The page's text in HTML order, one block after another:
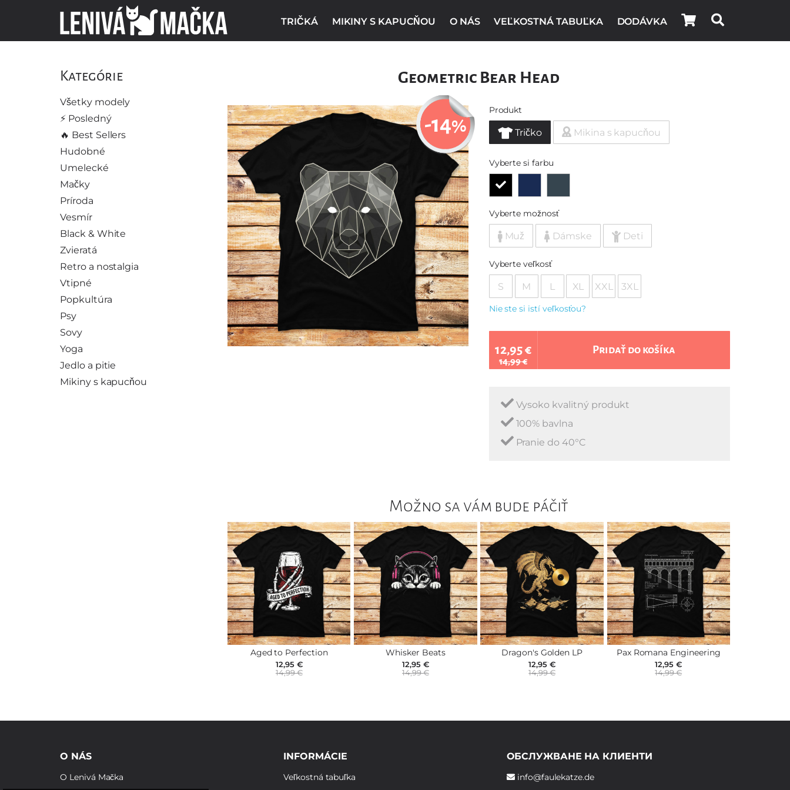
TRIČKÁ MIKINY S KAPUCŇOU O NÁS VEĽKOSTNÁ TABUĽKA DODÁVKA
Kategórie
Všetky modely
⚡️ Posledný
🔥 Best Sellers
Hudobné
Umelecké
Mačky
Príroda
Vesmír
Black & White
Zvieratá
Retro a nostalgia
Vtipné
Popkultúra
Psy
Sovy
Yoga
Jedlo a pitie
Mikiny s kapucňou
Geometric Bear Head
-14%
Produkt
Tričko Mikina s kapucňou
Vyberte si farbu
Vyberte možnosť
Muž Dámske Deti
Vyberte veľkosť
S M L XL XXL 3XL
Nie ste si istí veľkosťou?
12,95 €
14,99 €
Pridať do košíka
Vysoko kvalitný produkt
100% bavlna
Pranie do 40°C
Možno sa vám bude páčiť
Aged to Perfection
12,95 €
14,99 €
Whisker Beats
12,95 €
14,99 €
Dragon's Golden LP
12,95 €
14,99 €
Pax Romana Engineering
12,95 €
14,99 €
O NÁS
O Lenivá Mačka
INFORMÁCIE
Veľkostná tabuľka
ОБСЛУЖВАНЕ НА КЛИЕНТИ
info@faulekatze.de